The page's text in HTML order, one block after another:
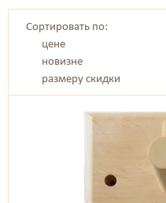
Сортировать по:
цене
новизне
размеру скидки